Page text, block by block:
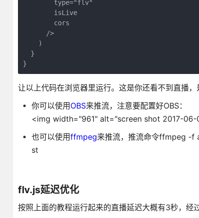
        type="flv"
        isLive
        cors
      />
    )
  }
}
让以上代码在浏览器里运行。这是你还看不到直播，
你可以使用 OBS来推流，注意要配置好OBS：
<img width="961" alt="screen shot 2017-
也可以使用ffmpeg来推流，推流命令ffmpeg
st
flv.js延迟优化
按照上面的教程运行起来的直播延迟大概有3秒，经